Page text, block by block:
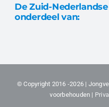
De Zuid-
onderdeel van: